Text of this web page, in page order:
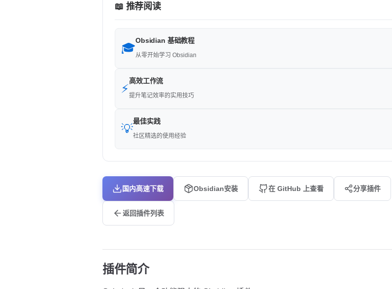
📖 推荐阅读
🎓
Obsidian 基础教程
从零开始学习 Obsidian
⚡
高效工作流
提升笔记效率的实用技巧
💡
最佳实践
社区精选的使用经验
国内高速下载 Obsidian安装 在 GitHub 上查看 分享插件
返回插件列表
插件简介